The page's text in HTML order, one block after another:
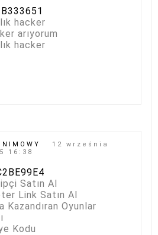
hacker
arıyorum
hacker
12 września
16:38
Satın Al
Link Satın Al
Kazandıran Oyunlar
Kodu